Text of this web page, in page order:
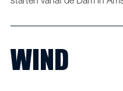
WIND